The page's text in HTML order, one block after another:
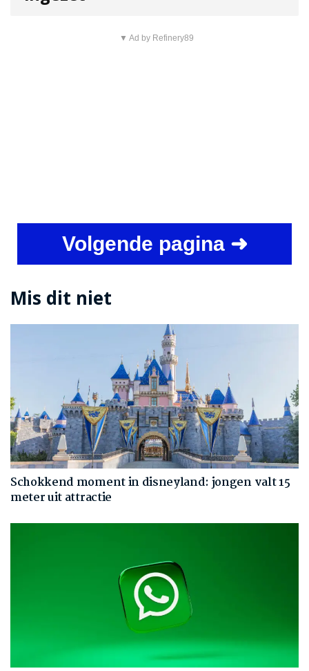
▼ Ad by Refinery89
Volgende pagina ➜
Mis dit niet
Schokkend moment in disneyland: jongen valt 15
meter uit attractie